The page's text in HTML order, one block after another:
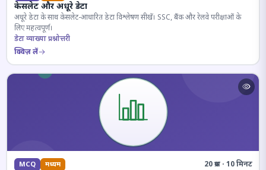
केसलेट और अधूरे डेटा
अधूरे डेटा के साथ केसलेट-आधारित डेटा विश्लेषण सीखें। SSC, बैंक और रेलवे परीक्षाओं के
लिए महत्वपूर्ण।
डेटा व्याख्या प्रश्नोत्तरी
क्विज़ लें
MCQ मध्यम 20 प्रश्न · 10 मिनट